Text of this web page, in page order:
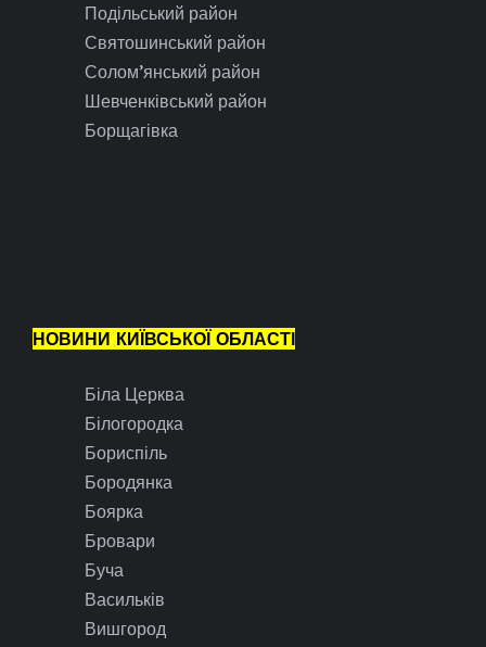
Подільський район
Святошинський район
Солом’янський район
Шевченківський район
Борщагівка
НОВИНИ КИЇВСЬКОЇ ОБЛАСТІ
Біла Церква
Білогородка
Бориспіль
Бородянка
Боярка
Бровари
Буча
Васильків
Вишгород